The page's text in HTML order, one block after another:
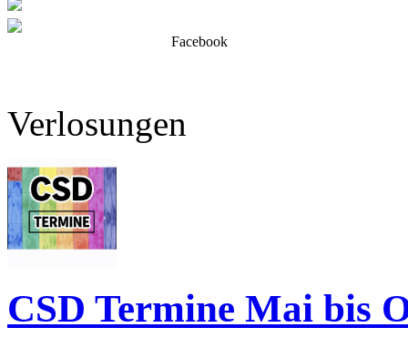
Facebook
Verlosungen
CSD Termine Mai bis